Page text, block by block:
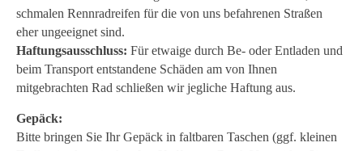
schmalen Rennradreifen für die von uns befahrenen Straßen
eher ungeeignet sind.
Haftungsausschluss: Für etwaige durch Be- oder Entladen und
beim Transport entstandene Schäden am von Ihnen
mitgebrachten Rad schließen wir jegliche Haftung aus.
Gepäck:
Bitte bringen Sie Ihr Gepäck in faltbaren Taschen (ggf. kleinen